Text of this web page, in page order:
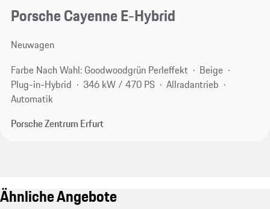
Porsche Cayenne E-Hybrid
Neuwagen
Farbe Nach Wahl: Goodwoodgrün Perleffekt
Beige
Plug-in-Hybrid
346 kW / 470 PS
Allradantrieb
Automatik
Porsche Zentrum Erfurt
Ähnliche Angebote